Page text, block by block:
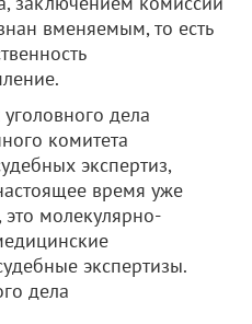
вменяемым, то есть
дела
комитета
экспертиз,
время уже
это молекулярно-
экспертизы.
дела